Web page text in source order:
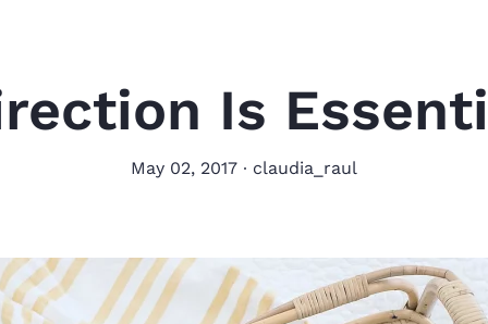
Is
May 02, 2017 ∙ claudia_raul